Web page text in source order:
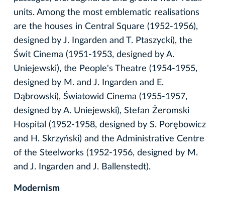
units. Among the most emblematic realisations
are the houses in Central Square (1952-1956),
designed by J. Ingarden and T. Ptaszycki), the
Świt Cinema (1951-1953, designed by A.
Uniejewski), the People's Theatre (1954-1955,
designed by M. and J. Ingarden and E.
Dąbrowski), Światowid Cinema (1955-1957,
designed by A. Uniejewski), Stefan Żeromski
Hospital (1952-1958, designed by S. Porębowicz
and H. Skrzyński) and the Administrative Centre
of the Steelworks (1952-1956, designed by M.
and J. Ingarden and J. Ballenstedt).
Modernism